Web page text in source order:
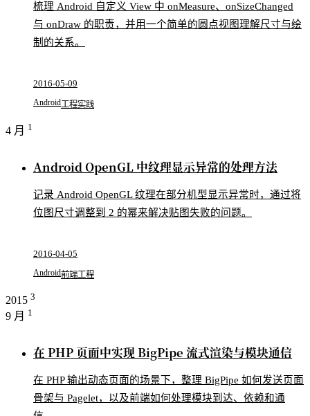
梳理 Android 自定义 View 中 onMeasure、onSizeChanged
与 onDraw 的职责，并用一个简单的圆点视图理解尺寸与绘
制的关系。
2016-05-09
Android工程实践
4 月 1
Android OpenGL 中纹理显示异常的处理方法
记录 Android OpenGL 纹理在部分机型显示异常时，通过将
位图尺寸调整到 2 的幂来解决贴图失败的问题。
2016-04-05
Android前端工程
2015 3
9 月 1
在 PHP 页面中实现 BigPipe 流式渲染与模块通信
在 PHP 输出动态页面的场景下，整理 BigPipe 如何发送页面
骨架与 Pagelet，以及前端如何处理模块到达、依赖和通